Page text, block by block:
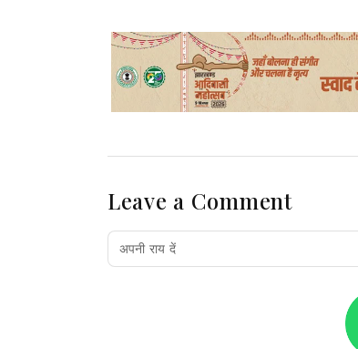
Leave a Comment